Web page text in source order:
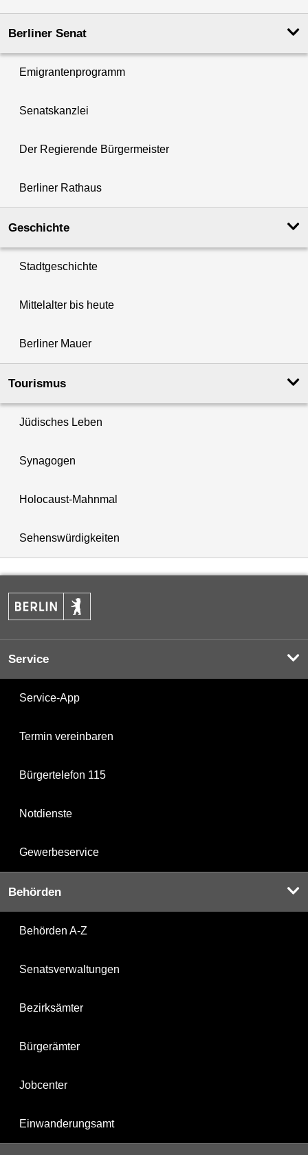
Berliner Senat
Emigrantenprogramm
Senatskanzlei
Der Regierende Bürgermeister
Berliner Rathaus
Geschichte
Stadtgeschichte
Mittelalter bis heute
Berliner Mauer
Tourismus
Jüdisches Leben
Synagogen
Holocaust-Mahnmal
Sehenswürdigkeiten
Service
Service-App
Termin vereinbaren
Bürgertelefon 115
Notdienste
Gewerbeservice
Behörden
Behörden A-Z
Senatsverwaltungen
Bezirksämter
Bürgerämter
Jobcenter
Einwanderungsamt